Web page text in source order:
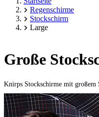
Regenschirme
Stockschirm
Large
Große
Knirps Stockschirme mit großem